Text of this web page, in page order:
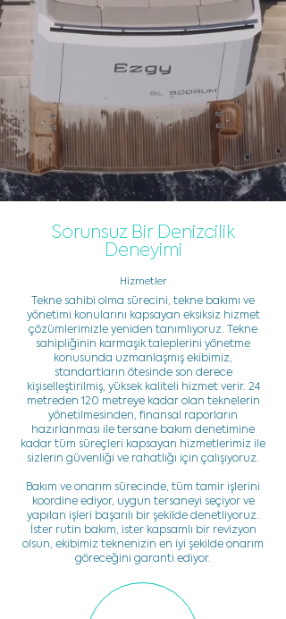
Sorunsuz Bir Denizcilik
Deneyimi
Hizmetler
Tekne sahibi olma sürecini, tekne bakımı ve
yönetimi konularını kapsayan eksiksiz hizmet
çözümlerimizle yeniden tanımlıyoruz. Tekne
sahipliğinin karmaşık taleplerini yönetme
konusunda uzmanlaşmış ekibimiz,
standartların ötesinde son derece
kişiselleştirilmiş, yüksek kaliteli hizmet verir. 24
metreden 120 metreye kadar olan teknelerin
yönetilmesinden, finansal raporların
hazırlanması ile tersane bakım denetimine
kadar tüm süreçleri kapsayan hizmetlerimiz ile
sizlerin güvenliği ve rahatlığı için çalışıyoruz.
Bakım ve onarım sürecinde, tüm tamir işlerini
koordine ediyor, uygun tersaneyi seçiyor ve
yapılan işleri başarılı bir şekilde denetliyoruz.
İster rutin bakım, ister kapsamlı bir revizyon
olsun, ekibimiz teknenizin en iyi şekilde onarım
göreceğini garanti ediyor.